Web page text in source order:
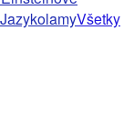
JazykolamyVšetky